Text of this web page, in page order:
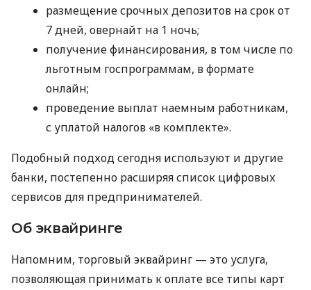
размещение срочных депозитов на срок от
7 дней, овернайт на 1 ночь;
получение финансирования, в том числе по
льготным госпрограммам, в формате
онлайн;
проведение выплат наемным работникам,
с уплатой налогов «в комплекте».
Подобный подход сегодня используют и другие
банки, постепенно расширяя список цифровых
сервисов для предпринимателей.
Об эквайринге
Напомним, торговый эквайринг — это услуга,
позволяющая принимать к оплате все типы карт